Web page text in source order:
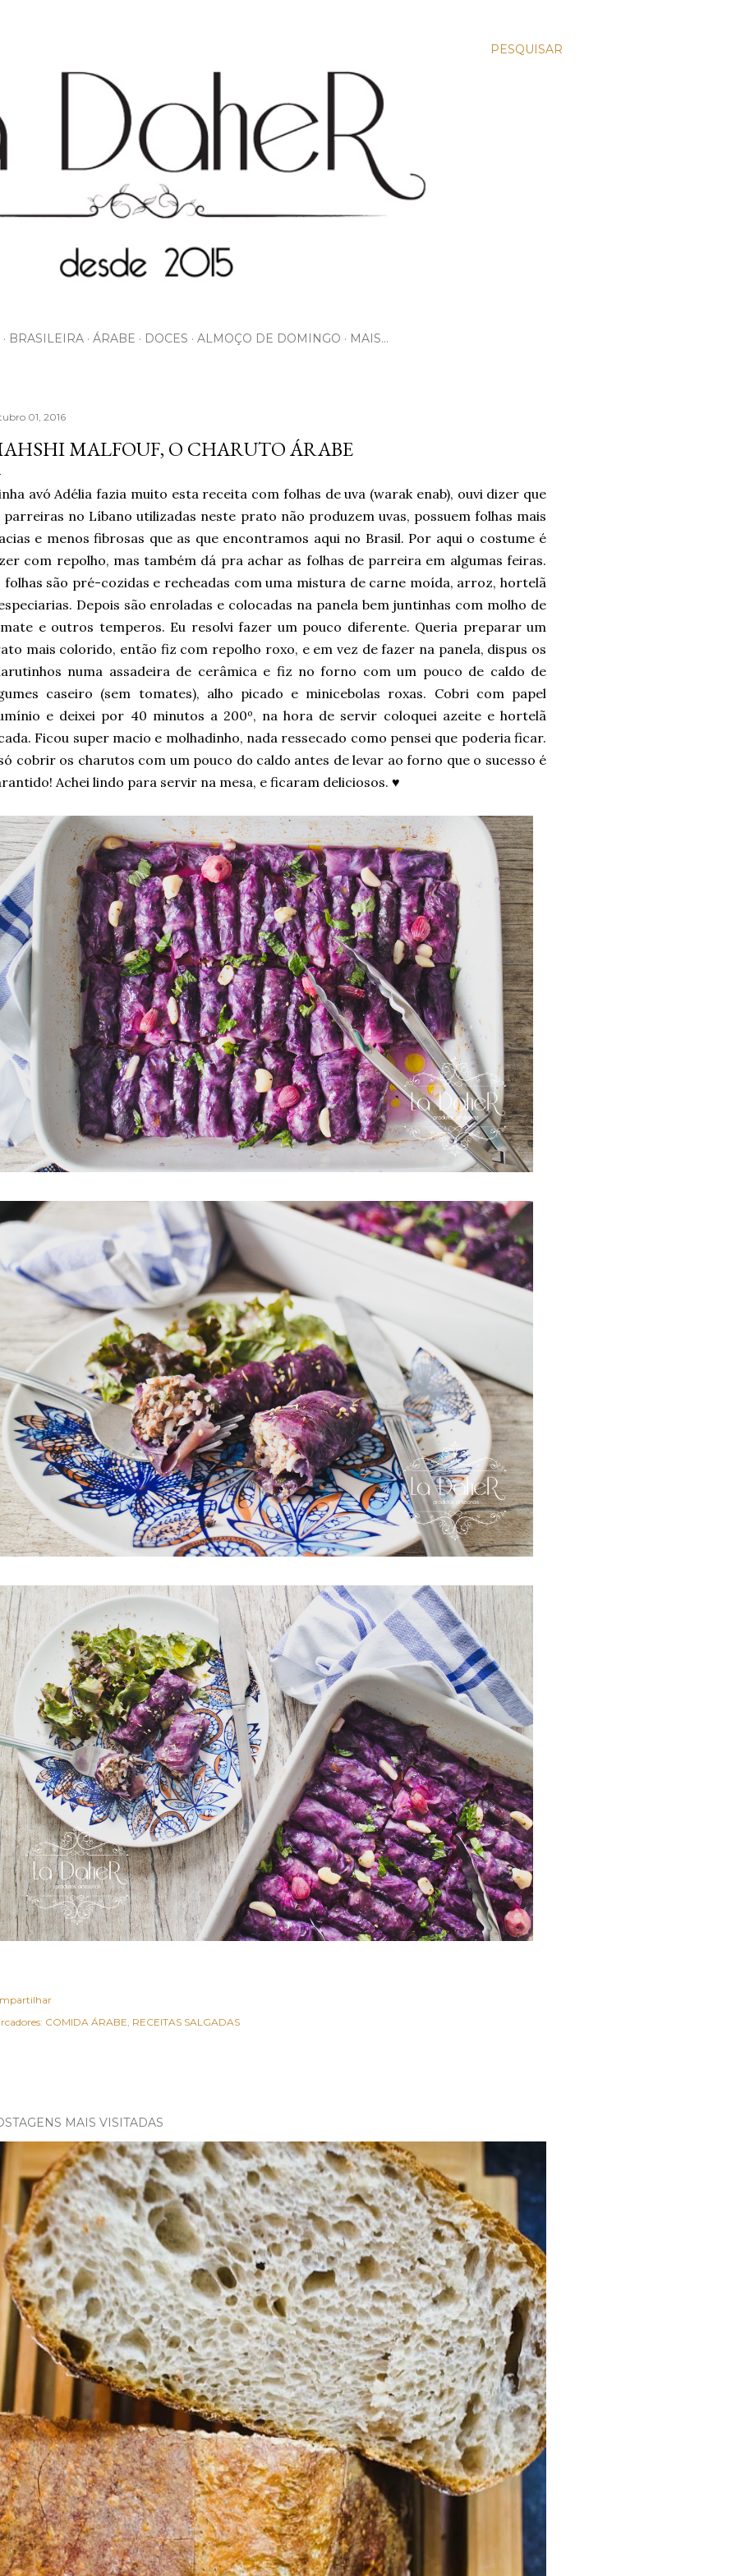
PESQUISAR
BRASILEIRA ÁRABE DOCES ALMOÇO DE DOMINGO MAIS…
01, 2016
MALFOUF, O CHARUTO ÁRABE
avó Adélia fazia muito esta receita com folhas de uva (warak enab), ouvi dizer que
parreiras no Líbano utilizadas neste prato não produzem uvas, possuem folhas mais
e menos fibrosas que as que encontramos aqui no Brasil. Por aqui o costume é
com repolho, mas também dá pra achar as folhas de parreira em algumas feiras.
folhas são pré-cozidas e recheadas com uma mistura de carne moída, arroz, hortelã
Depois são enroladas e colocadas na panela bem juntinhas com molho de
e outros temperos. Eu resolvi fazer um pouco diferente. Queria preparar um
mais colorido, então fiz com repolho roxo, e em vez de fazer na panela, dispus os
numa assadeira de cerâmica e fiz no forno com um pouco de caldo de
caseiro (sem tomates), alho picado e minicebolas roxas. Cobri com papel
e deixei por 40 minutos a 200º, na hora de servir coloquei azeite e hortelã
Ficou super macio e molhadinho, nada ressecado como pensei que poderia ficar.
cobrir os charutos com um pouco do caldo antes de levar ao forno que o sucesso é
Achei lindo para servir na mesa, e ficaram deliciosos. ♥
COMIDA ÁRABE RECEITAS SALGADAS
MAIS VISITADAS